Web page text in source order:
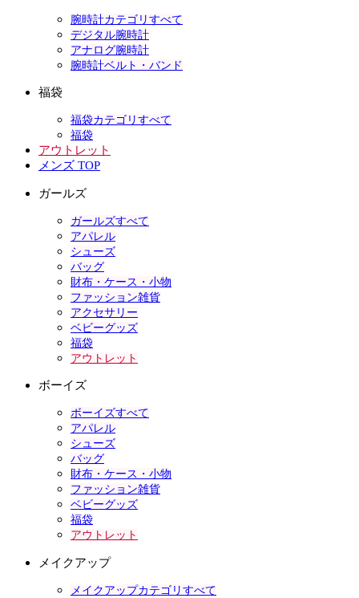
腕時計カテゴリすべて
デジタル腕時計
アナログ腕時計
腕時計ベルト・バンド
福袋
福袋カテゴリすべて
福袋
アウトレット
メンズ TOP
ガールズ
ガールズすべて
アパレル
シューズ
バッグ
財布・ケース・小物
ファッション雑貨
アクセサリー
ベビーグッズ
福袋
アウトレット
ボーイズ
ボーイズすべて
アパレル
シューズ
バッグ
財布・ケース・小物
ファッション雑貨
ベビーグッズ
福袋
アウトレット
メイクアップ
メイクアップカテゴリすべて